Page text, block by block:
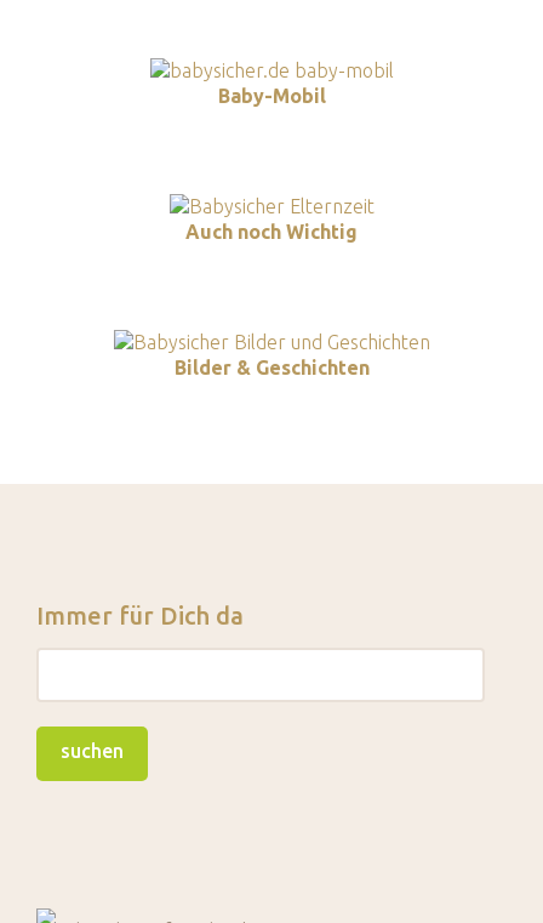
Baby-Mobil
Auch noch Wichtig
Bilder & Geschichten
Immer für Dich da